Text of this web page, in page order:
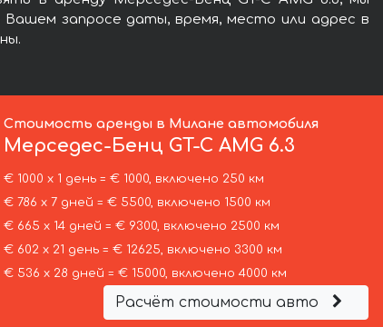
Вашем запросе даты, время, место или адрес в
Стоимость аренды в Милане автомобиля
Мерседес-Бенц GT-C AMG 6.3
€ 1000 х 1 день = € 1000, включено 250 км
€ 786 х 7 дней = € 5500, включено 1500 км
€ 665 х 14 дней = € 9300, включено 2500 км
€ 602 х 21 день = € 12625, включено 3300 км
€ 536 х 28 дней = € 15000, включено 4000 км
Расчёт стоимости авто